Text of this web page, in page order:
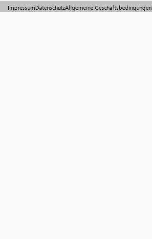
ImpressumDatenschutzAllgemeine Geschäftsbedingungen